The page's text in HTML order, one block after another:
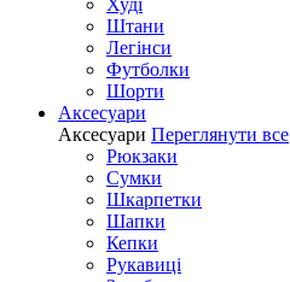
Худі
Штани
Легінси
Футболки
Шорти
Аксесуари
Аксесуари Переглянути все
Рюкзаки
Сумки
Шкарпетки
Шапки
Кепки
Рукавиці